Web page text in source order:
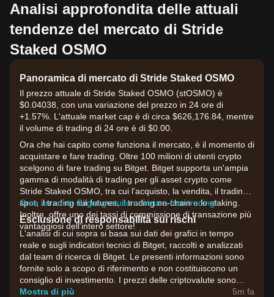
Analisi approfondita delle attuali
tendenze del mercato di Stride
Staked OSMO
Panoramica di mercato di Stride Staked OSMO
Il prezzo attuale di Stride Staked OSMO (stOSMO) è
$0.04038, con una variazione del prezzo in 24 ore di
+1.57%. L'attuale market cap è di circa $626,176.84, mentre
il volume di trading di 24 ore è di $0.00.
Ora che hai capito come funziona il mercato, è il momento di
acquistare e fare trading. Oltre 100 milioni di utenti crypto
scelgono di fare trading su Bitget. Bitget supporta un'ampia
gamma di modalità di trading per gli asset crypto come
Stride Staked OSMO, tra cui l'acquisto, la vendita, il trading
spot, il trading sui futures, il trading on-chain e lo staking.
Inoltre, offre uno dei tassi di commissione di transazione più
vantaggiosi dell'intero settore!
Crea un conto Bitget gratuito e inizia a fare trading!
Esclusione di responsabilità sui rischi
L'analisi di cui sopra si basa sui dati dei grafici in tempo
reale e sugli indicatori tecnici di Bitget, raccolti e analizzati
dal team di ricerca di Bitget. Le presenti informazioni sono
fornite solo a scopo di riferimento e non costituiscono un
consiglio di investimento. I prezzi delle criptovalute sono
estremamente volatili. Prendi decisioni di investimento in
Mostra di più 5m fa